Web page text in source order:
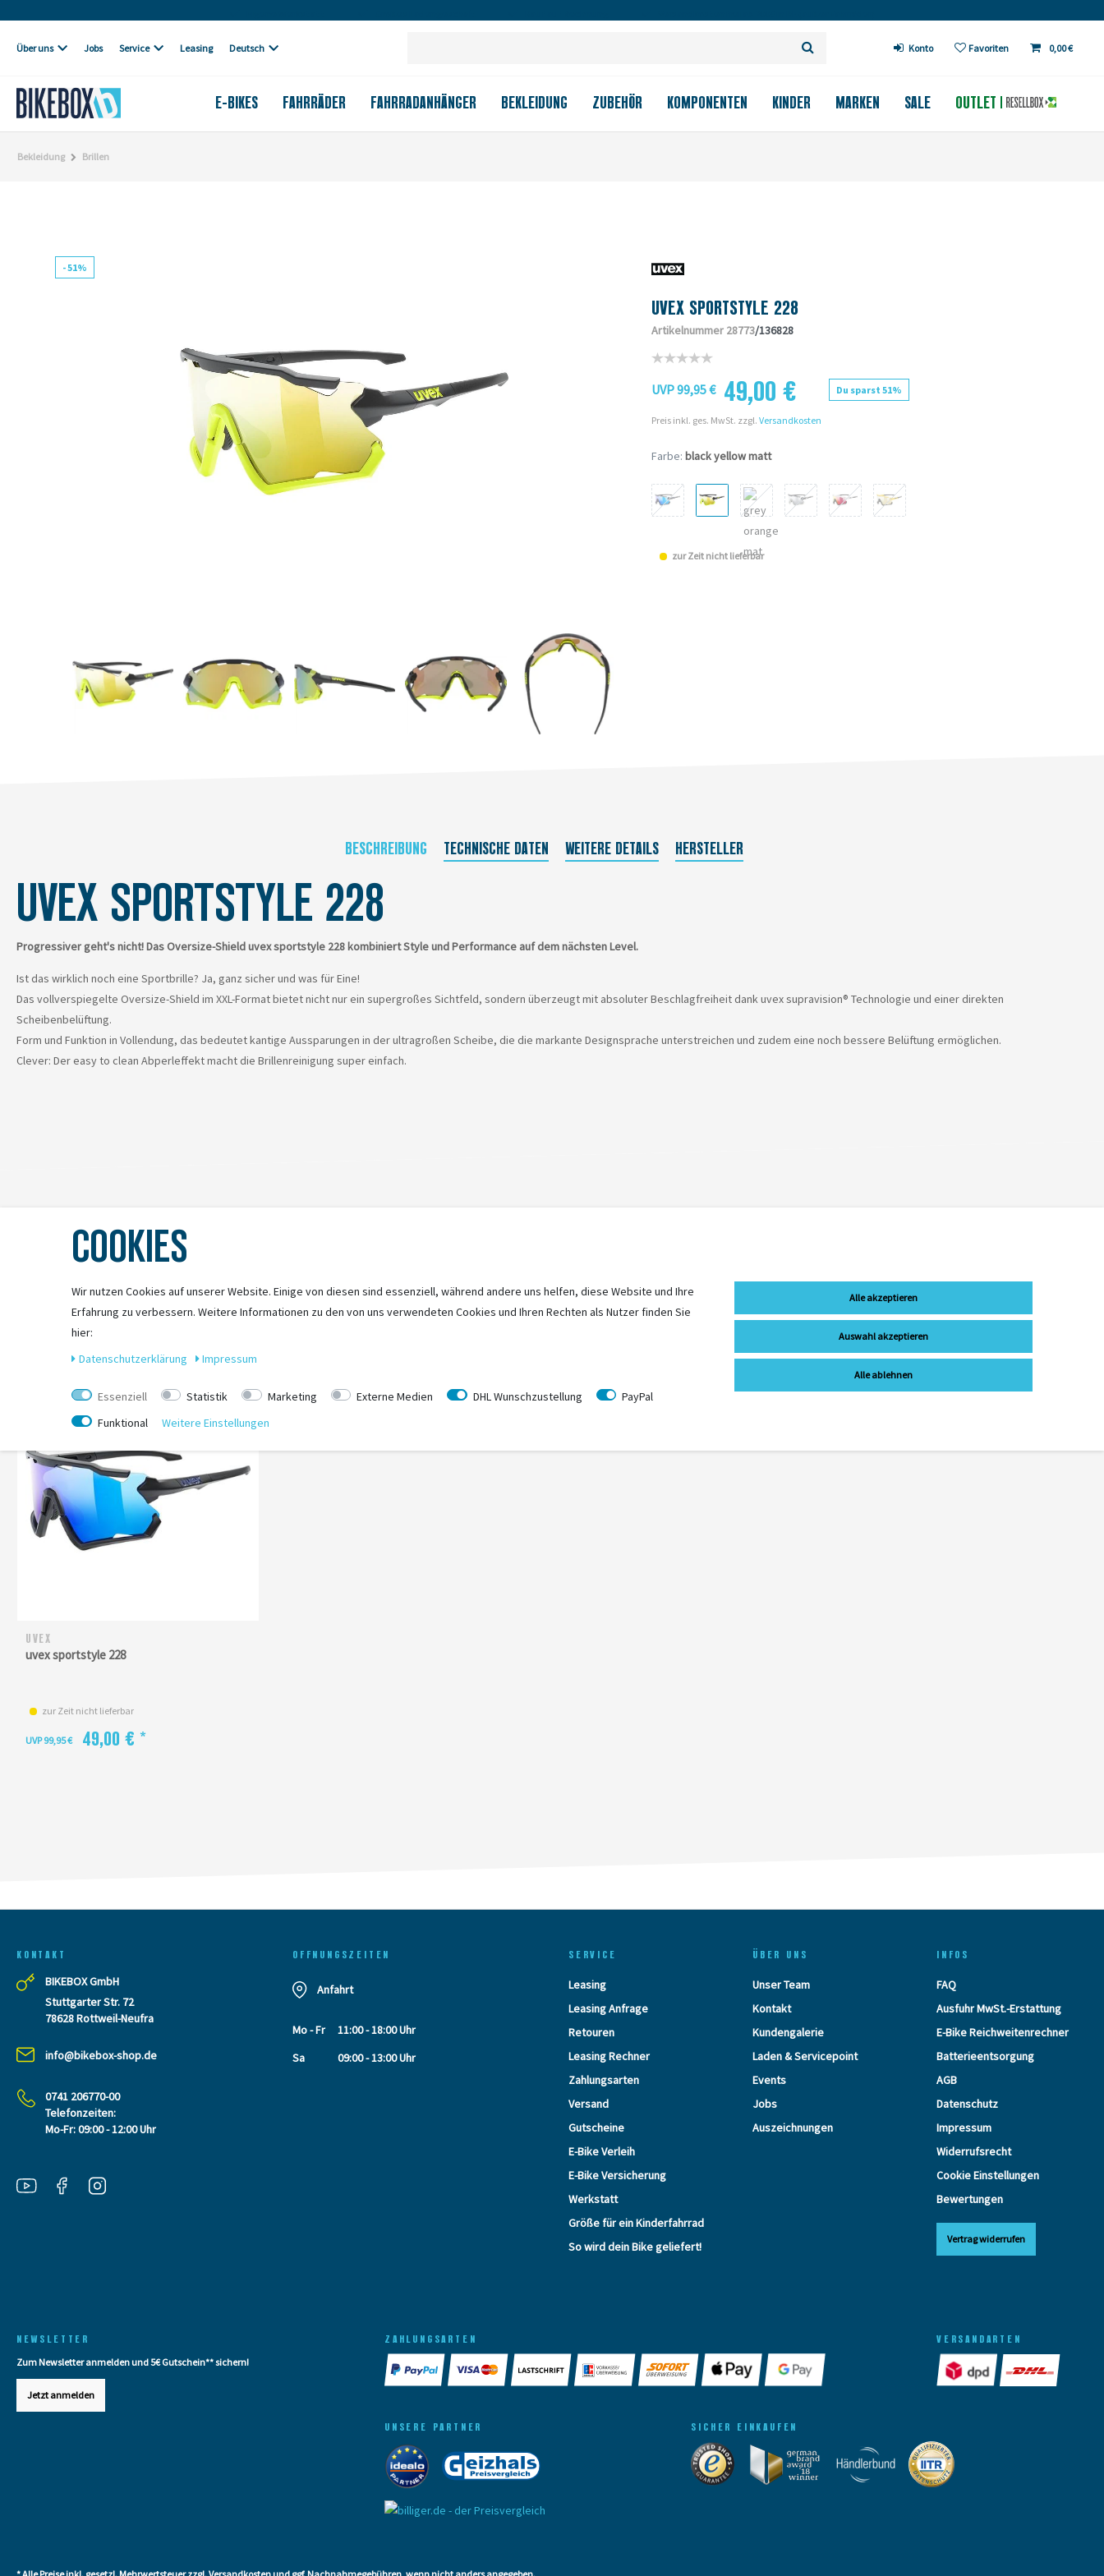
Über uns Jobs Service Leasing Deutsch Konto Favoriten 0,00 €
E-BIKES FAHRRÄDER BEKLEIDUNG ZUBEHÖR KOMPONENTEN KINDER
FAHRRADANHÄNGER MARKEN SALE OUTLET
Bekleidung Brillen
- 51%
UVEX SPORTSTYLE 228
Artikelnummer 28773/136828
UVP 99,95 € 49,00 € Du sparst 51%
Preis inkl. ges. MwSt. zzgl. Versandkosten
Farbe: black yellow matt
zur Zeit nicht lieferbar
BESCHREIBUNG TECHNISCHE DATEN WEITERE DETAILS HERSTELLER
UVEX SPORTSTYLE 228
Progressiver geht's nicht! Das Oversize-Shield uvex sportstyle 228 kombiniert Style und Performance auf dem nächsten Level.
Ist das wirklich noch eine Sportbrille? Ja, ganz sicher und was für Eine!
Das vollverspiegelte Oversize-Shield im XXL-Format bietet nicht nur ein supergroßes Sichtfeld, sondern überzeugt mit absoluter Beschlagfreiheit dank uvex supravision® Technologie und einer direkten
Scheibenbelüftung.
Form und Funktion in Vollendung, das bedeutet kantige Aussparungen in der ultragroßen Scheibe, die die markante Designsprache unterstreichen und zudem eine noch bessere Belüftung ermöglichen.
Clever: Der easy to clean Abperleffekt macht die Brillenreinigung super einfach.
ANGESEHEN
UVEX
uvex sportstyle 228
zur Zeit nicht lieferbar
UVP 99,95 € 49,00 € *
KONTAKT
BIKEBOX GmbH
Stuttgarter Str. 72
78628 Rottweil-Neufra
info@bikebox-shop.de
0741 206770-00
Telefonzeiten:
Mo-Fr: 09:00 - 12:00 Uhr
OFFNUNGSZEITEN
Anfahrt
Mo - Fr
11:00 - 18:00 Uhr
Sa
09:00 - 13:00 Uhr
SERVICE
Leasing
Leasing Anfrage
Retouren
Leasing Rechner
Zahlungsarten
Versand
Gutscheine
E-Bike Verleih
E-Bike Versicherung
Werkstatt
Größe für ein Kinderfahrrad
So wird dein Bike geliefert!
ÜBER UNS
Unser Team
Kontakt
Kundengalerie
Laden & Servicepoint
Events
Jobs
Auszeichnungen
INFOS
FAQ
Ausfuhr MwSt.-Erstattung
E-Bike Reichweitenrechner
Batterieentsorgung
AGB
Datenschutz
Impressum
Widerrufsrecht
Cookie Einstellungen
Bewertungen
Vertrag widerrufen
NEWSLETTER
Zum Newsletter anmelden und 5€ Gutschein** sichern!
Jetzt anmelden
ZAHLUNGSARTEN VERSANDARTEN
UNSERE PARTNER SICHER EINKAUFEN
COOKIES
Wir nutzen Cookies auf unserer Website. Einige von diesen sind essenziell, während andere uns helfen, diese Website und Ihre
Erfahrung zu verbessern. Weitere Informationen zu den von uns verwendeten Cookies und Ihren Rechten als Nutzer finden Sie
hier:
Daten­schutz­erklärung
Impressum
Essenziell Statistik Marketing Externe Medien DHL Wunschzustellung
PayPal
Funktional
Weitere Einstellungen
Alle akzeptieren
Auswahl akzeptieren
Alle ablehnen